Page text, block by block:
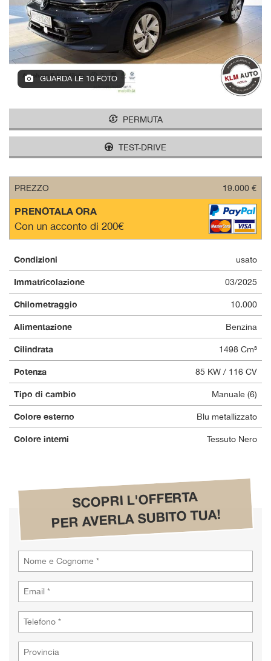
GUARDA LE 10 FOTO
PERMUTA
TEST-DRIVE
PREZZO 19.000 €
PRENOTALA ORA
Con un acconto di 200€
Condizioni usato
Immatricolazione 03/2025
Chilometraggio 10.000
Alimentazione Benzina
Cilindrata 1498 Cm³
Potenza 85 KW / 116 CV
Tipo di cambio Manuale (6)
Colore esterno Blu metallizzato
Colore interni Tessuto Nero
SCOPRI L'OFFERTA
PER AVERLA SUBITO TUA!
tracciamento
che
adottiamo
per
offrire
le
funzionalità
e
di
ottenere
maggiori
informazioni
sull'utilità
funzionamento
di
questi
strumenti
di
si
cookie
Puoi
rivedere
e
modificare
le
qualsiasi
momento.
Cookie delle preferenze